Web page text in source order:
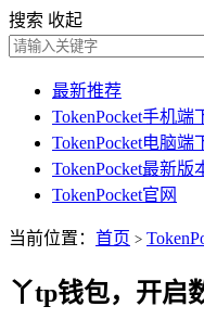
搜索 收起
最新推荐
TokenPocket手机端
TokenPocket电脑端
TokenPocket最新版
TokenPocket官网
当前位置： 首页 >
丫tp钱包，开启